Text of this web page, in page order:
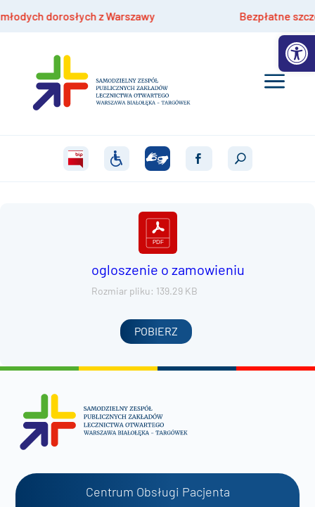
dorosłych z Warszawy Bezpłatne
ogloszenie o zamowieniu
Rozmiar pliku: 139.29 KB
POBIERZ
Centrum Obsługi Pacjenta